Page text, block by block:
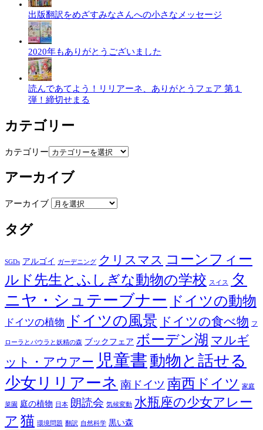
出版翻訳をめざすみなさんへの小さなメッセージ
2020年もありがとうございました
読んであてよう！リリアーネ、ありがとうフェア 第１
弾！締切せまる
カテゴリー
カテゴリー
アーカイブ
アーカイブ
タグ
SGDs アルゴイ ガーデニング クリスマス コーンフィー
ルド先生とふしぎな動物の学校 スイス
タ
ニヤ・シュテーブナー ドイツの動物
ドイツの植物 ドイツの風景 ドイツの食べ物 フ
ローラとパウラと妖精の森 ブックフェア ボーデン湖 マルギ
ット・アウアー 児童書 動物と話せる
少女リリアーネ 南ドイツ 南西ドイツ 家庭
菜園 庭の植物 日本 朗読会 気候変動 水瓶座の少女アレー
ア 猫 環境問題 翻訳 自然科学 黒い森